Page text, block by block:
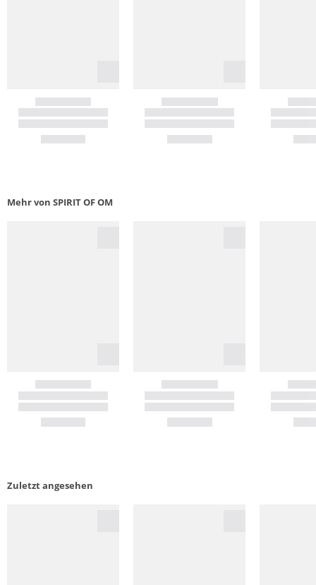
Mehr von SPIRIT OF OM
Zuletzt angesehen